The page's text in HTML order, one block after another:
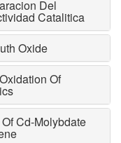
Del
Catalitica
Oxide
Of
Cd-Molybdate